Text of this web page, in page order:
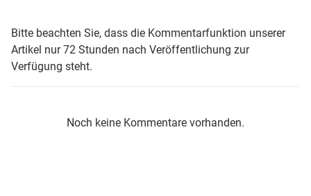
Bitte beachten Sie, dass die Kommentarfunktion unserer
Artikel nur 72 Stunden nach Veröffentlichung zur
Verfügung steht.
Noch keine Kommentare vorhanden.